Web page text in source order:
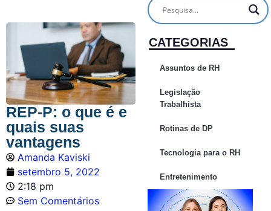
REP-P: o que é e
quais suas
vantagens
Amanda Kaviski
setembro 5, 2022
2:18 pm
Sem Comentários
CATEGORIAS
Assuntos de RH
Legislação
Trabalhista
Rotinas de DP
Tecnologia para o RH
Entretenimento